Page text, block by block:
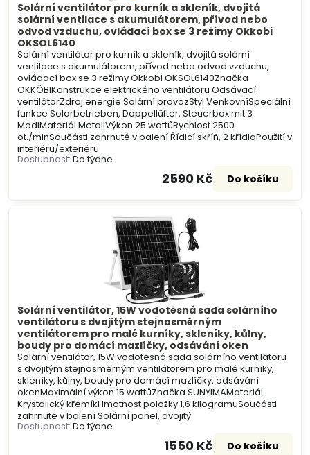
Solární ventilátor pro kurník a skleník, dvojitá
solární ventilace s akumulátorem, přívod nebo
odvod vzduchu, ovládací box se 3 režimy Okkobi
OKSOL6140
Solární ventilátor pro kurník a skleník, dvojitá solární
ventilace s akumulátorem, přívod nebo odvod vzduchu,
ovládací box se 3 režimy Okkobi OKSOL6140Značka
OKKÖBIKonstrukce elektrického ventilátoru Odsávací
ventilátorZdroj energie Solární provozStyl VenkovníSpeciální
funkce Solarbetrieben, Doppellüfter, Steuerbox mit 3
ModiMateriál MetallVýkon 25 wattůRychlost 2500
ot./minSoučásti zahrnuté v balení Řídicí skříň, 2 křídlaPoužití v
interiéru/exteriéru
Dostupnost: Do týdne
2590 Kč Do košíku
Solární ventilátor, 15W vodotěsná sada solárního
ventilátoru s dvojitým stejnosměrným
ventilátorem pro malé kurníky, skleníky, kůlny,
boudy pro domácí mazlíčky, odsávání oken
Solární ventilátor, 15W vodotěsná sada solárního ventilátoru
s dvojitým stejnosměrným ventilátorem pro malé kurníky,
skleníky, kůlny, boudy pro domácí mazlíčky, odsávání
okenMaximální výkon 15 wattůZnačka SUNYIMAMateriál
Krystalický křemíkHmotnost položky 1,6 kilogramuSoučásti
zahrnuté v balení Solární panel, dvojitý
Dostupnost: Do týdne
1550 Kč Do košíku